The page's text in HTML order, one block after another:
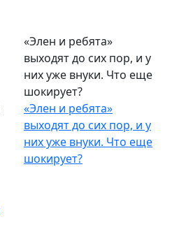
«Элен и ребята»
выходят до сих пор, и у
них уже внуки. Что еще
шокирует?
«Элен и ребята»
выходят до сих пор, и у
них уже внуки. Что еще
шокирует?